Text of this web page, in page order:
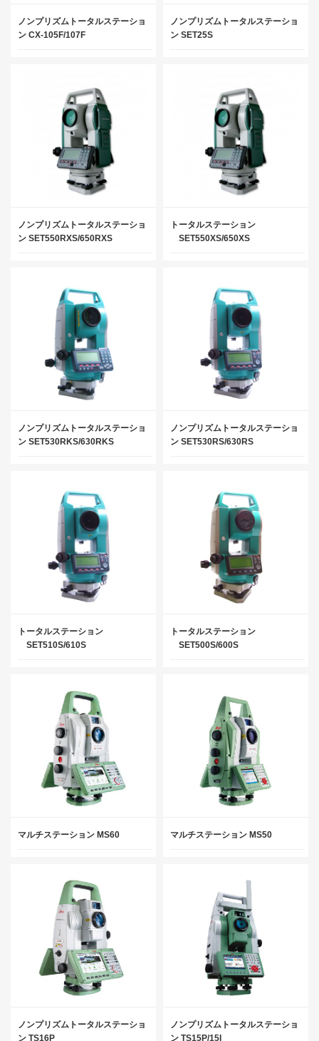
ノンプリズムトータルステーショ
ン CX-105F/107F
ノンプリズムトータルステーショ
ン SET25S
ノンプリズムトータルステーショ
ン SET550RXS/650RXS
トータルステーション
SET550XS/650XS
ノンプリズムトータルステーショ
ン SET530RKS/630RKS
ノンプリズムトータルステーショ
ン SET530RS/630RS
トータルステーション
SET510S/610S
トータルステーション
SET500S/600S
マルチステーション MS60 マルチステーション MS50
ノンプリズムトータルステーショ
ン TS16P
ノンプリズムトータルステーショ
ン TS15P/15I